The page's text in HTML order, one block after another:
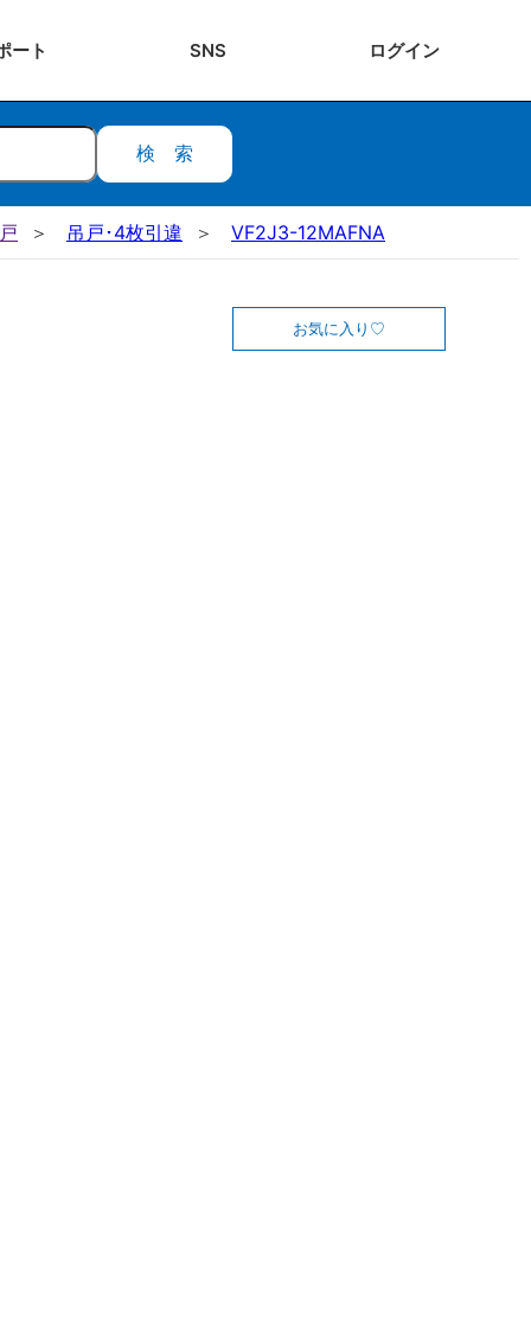
ート SNS ログイン
検索
吊戸･4枚引違 VF2J3-12MAFNA
お気に入り